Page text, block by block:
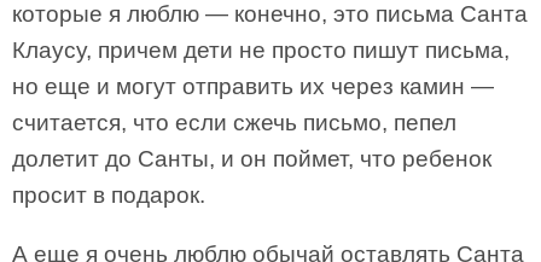
которые я люблю — конечно, это письма Санта
Клаусу, причем дети не просто пишут письма,
но еще и могут отправить их через камин —
считается, что если сжечь письмо, пепел
долетит до Санты, и он поймет, что ребенок
просит в подарок.
А еще я очень люблю обычай оставлять Санта